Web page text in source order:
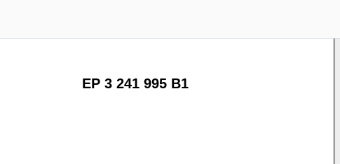
EP 3 241 995 B1